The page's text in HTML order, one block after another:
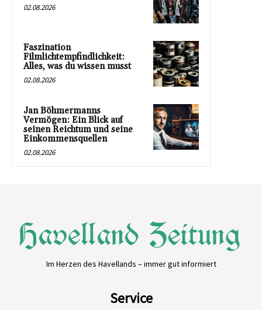
02.08.2026
Faszination
Filmlichtempfindlichkeit:
Alles, was du wissen musst
02.08.2026
Jan Böhmermanns
Vermögen: Ein Blick auf
seinen Reichtum und seine
Einkommensquellen
02.08.2026
Im Herzen des Havellands – immer gut informiert
Service